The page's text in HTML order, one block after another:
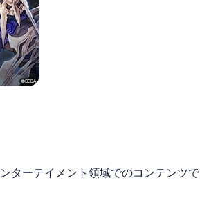
ターテイメント領域でのコンテンツで